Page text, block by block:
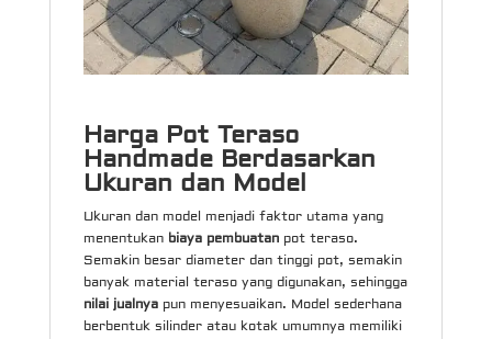
Harga Pot Teraso
Handmade Berdasarkan
Ukuran dan Model
Ukuran dan model menjadi faktor utama yang
menentukan biaya pembuatanpot teraso.
Semakin besar diameter dan tinggi pot, semakin
banyak material teraso yang digunakan, sehingga
nilai jualnyapun menyesuaikan. Model sederhana
berbentuk silinder atau kotak umumnya memiliki